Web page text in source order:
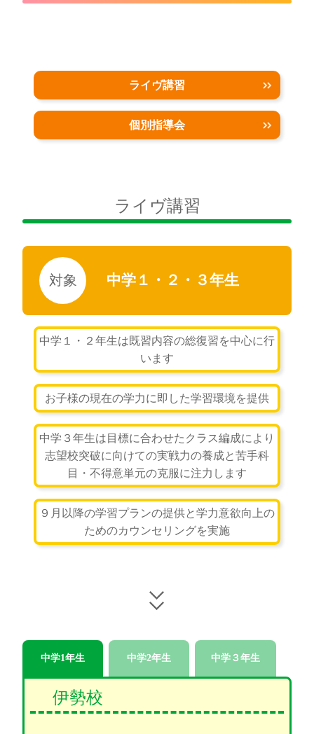
ライヴ講習
個別指導会
ライヴ講習
中学１・２・３年生
中学１・２年生は既習内容の総復習を中心に行
います
お子様の現在の学力に即した学習環境を提供
中学３年生は目標に合わせたクラス編成により
志望校突破に向けての実戦力の養成と苦手科
目・不得意単元の克服に注力します
９月以降の学習プランの提供と学力意欲向上の
ためのカウンセリングを実施
中学1年生 中学2年生 中学３年生
伊勢校